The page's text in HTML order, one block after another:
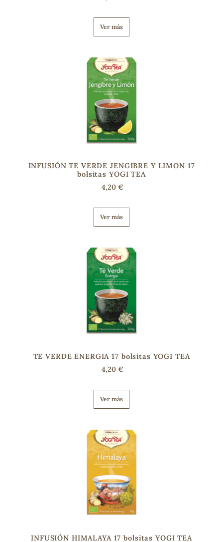
Ver más
INFUSIÓN TE VERDE JENGIBRE Y LIMON 17
bolsitas YOGI TEA
4,20 €
Ver más
TE VERDE ENERGIA 17 bolsitas YOGI TEA
4,20 €
Ver más
INFUSIÓN HIMALAYA 17 bolsitas YOGI TEA